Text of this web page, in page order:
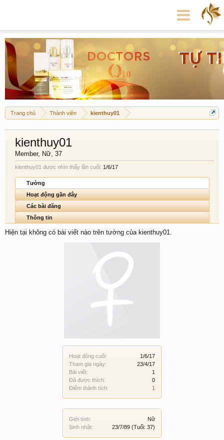
Trang chủ Thành viên kienthuy01
Hoạt động cuối:
1/6/17
Tham gia ngày:
23/4/17
Bài viết:
1
Đã được thích:
0
Điểm thành tích:
1
Giới tính:
Nữ
Sinh nhật:
23/7/89 (Tuổi: 37)
kienthuy01
Member, Nữ, 37
kienthuy01 được nhìn thấy lần cuối: 1/6/17
Tường
Hoạt động gần đây
Các bài đăng
Thông tin
Hiện tại không có bài viết nào trên tường của kienthuy01.